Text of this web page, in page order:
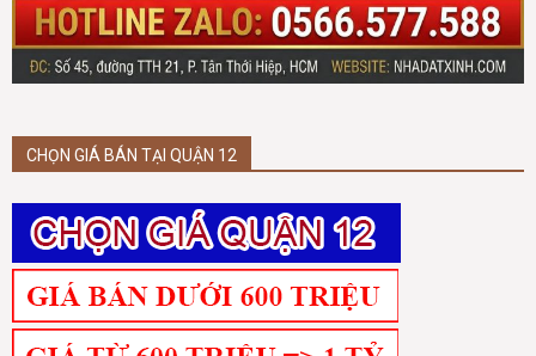
CHỌN GIÁ BÁN TẠI QUẬN 12